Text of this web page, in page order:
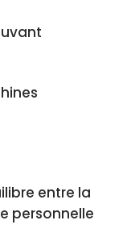
entre la
personnelle